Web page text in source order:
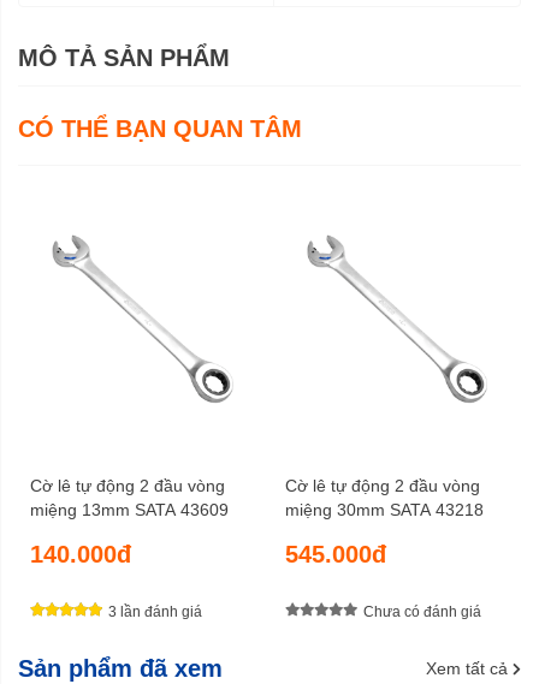
MÔ TẢ SẢN PHẨM
CÓ THỂ BẠN QUAN TÂM
Cờ lê tự động 2 đầu vòng
miệng 13mm SATA 43609
140.000đ
3 lần đánh giá
Cờ lê tự động 2 đầu vòng
miệng 30mm SATA 43218
545.000đ
Chưa có đánh giá
Sản phẩm đã xem Xem tất cả